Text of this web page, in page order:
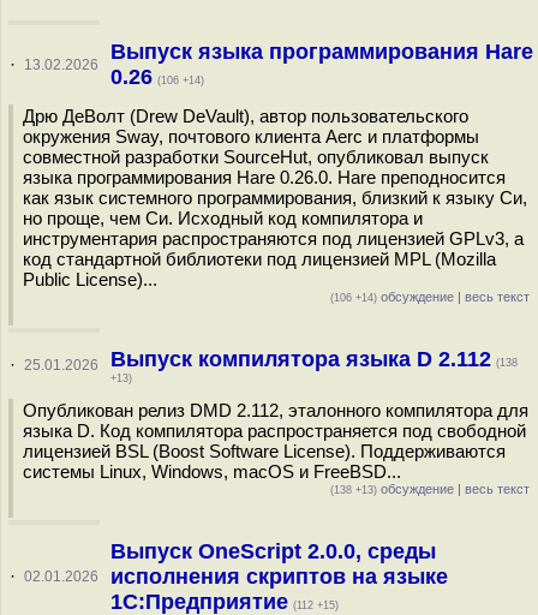
· 13.02.2026
Выпуск языка программирования Hare
0.26 (106 +14)
Дрю ДеВолт (Drew DeVault), автор пользовательского
окружения Sway, почтового клиента Aerc и платформы
совместной разработки SourceHut, опубликовал выпуск
языка программирования Hare 0.26.0. Hare преподносится
как язык системного программирования, близкий к языку Си,
но проще, чем Си. Исходный код компилятора и
инструментария распространяются под лицензией GPLv3, а
код стандартной библиотеки под лицензией MPL (Mozilla
Public License)...
(106 +14) обсуждение | весь текст
· 25.01.2026 Выпуск компилятора языка D 2.112 (138
+13)
Опубликован релиз DMD 2.112, эталонного компилятора для
языка D. Код компилятора распространяется под свободной
лицензией BSL (Boost Software License). Поддерживаются
системы Linux, Windows, macOS и FreeBSD...
(138 +13) обсуждение | весь текст
· 02.01.2026
Выпуск OneScript 2.0.0, среды
исполнения скриптов на языке
1С:Предприятие (112 +15)